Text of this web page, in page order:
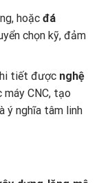
hoặc đá
chọn kỹ, đảm
tiết được nghệ
CNC, tạo
ý nghĩa tâm linh